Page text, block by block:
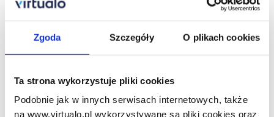
Zgoda Szczegóły O plikach cookies
Ta strona wykorzystuje pliki cookies
Podobnie jak w innych serwisach internetowych, także
na www.virtualo.pl wykorzystywane są pliki cookies oraz
Filtruj Sortuj
Na stronie